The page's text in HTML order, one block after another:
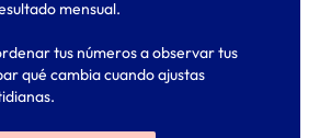
mensual.
tus números a observar tus
qué cambia cuando ajustas